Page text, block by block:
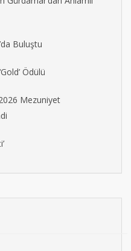
Buluştu
Ödülü
Mezuniyet